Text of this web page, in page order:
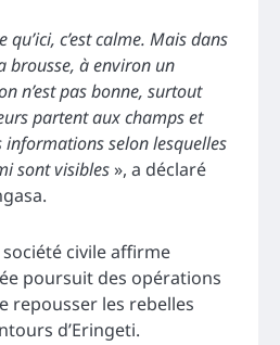
c’est calme. Mais dans
brousse, à environ un
n’est pas bonne, surtout
partent aux champs et
informations selon lesquelles
sont visibles», a déclaré
civile affirme
poursuit des opérations
repousser les rebelles
d’Eringeti.